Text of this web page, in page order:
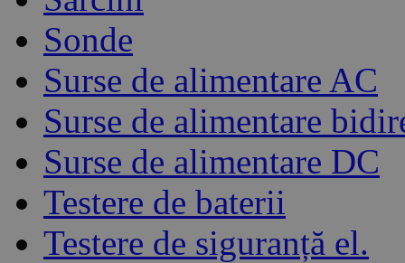
Sonde
Surse de alimentare AC
Surse de alimentare
Surse de alimentare DC
Testere de baterii
Testere de siguranță el.